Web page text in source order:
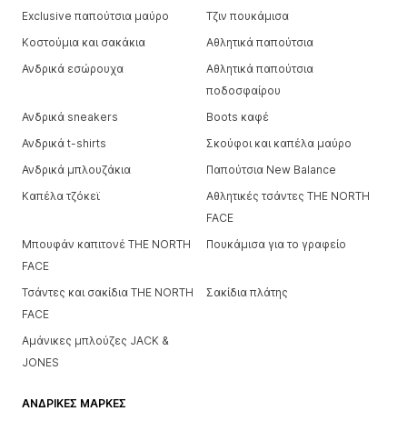
Exclusive παπούτσια μαύρο
Τζιν πουκάμισα
Κοστούμια και σακάκια
Αθλητικά παπούτσια
Ανδρικά εσώρουχα
Αθλητικά παπούτσια
ποδοσφαίρου
Ανδρικά sneakers
Boots καφέ
Ανδρικά t-shirts
Σκούφοι και καπέλα μαύρο
Ανδρικά μπλουζάκια
Παπούτσια New Balance
Καπέλα τζόκεϊ
Αθλητικές τσάντες THE NORTH
FACE
Μπουφάν καπιτονέ THE NORTH
FACE
Πουκάμισα για το γραφείο
Τσάντες και σακίδια THE NORTH
FACE
Σακίδια πλάτης
Αμάνικες μπλούζες JACK &
JONES
ΑΝΔΡΙΚΈΣ ΜΆΡΚΕΣ